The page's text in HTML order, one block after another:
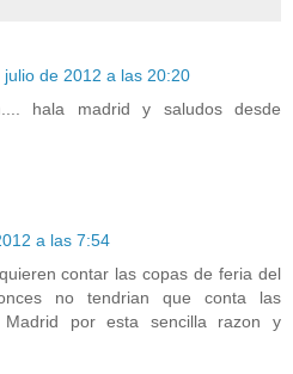
julio de 2012 a las 20:20
hala madrid y saludos desde
a las 7:54
contar las copas de feria del
no tendrian que conta las
Madrid por esta sencilla razon y